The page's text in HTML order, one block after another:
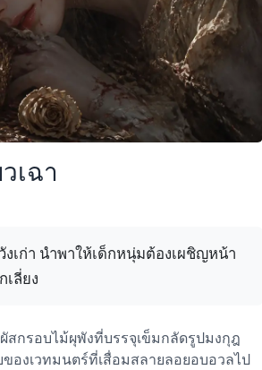
เฉา
เก่า นำพาให้เด็กหนุ่มต้องเผชิญหน้า
ลี่ยง
สกรอบไม้ผุพังที่บรรจุเข็มกลัดรูปมงกุฎ
งเวทมนตร์ที่เสื่อมสลายลอยอบอวลไป